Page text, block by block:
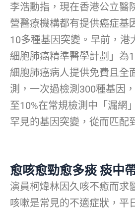
李浩勳指，現在香港公立醫
營醫療機構都有提供癌症基
10多種基因突變。早前，港
細胞肺癌精準醫學計劃」為
細胞肺癌病人提供免費且全
測，一次過檢測300種基因
至10%在常規檢測中「漏網
罕見的基因突變，從而匹配
愈咳愈勁愈多痰 痰中
演員柯煒林因久咳不癒而求
咳嗽是常見的不適症狀，平